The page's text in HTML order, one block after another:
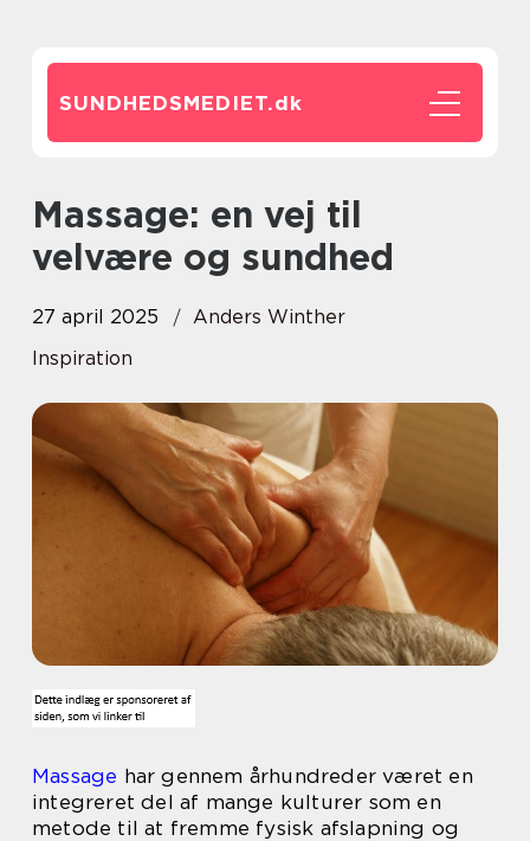
SUNDHEDSMEDIET.dk
Massage: en vej til
velvære og sundhed
27 april 2025
Anders Winther
Inspiration
Massage har gennem århundreder været en
integreret del af mange kulturer som en
metode til at fremme fysisk afslapning og